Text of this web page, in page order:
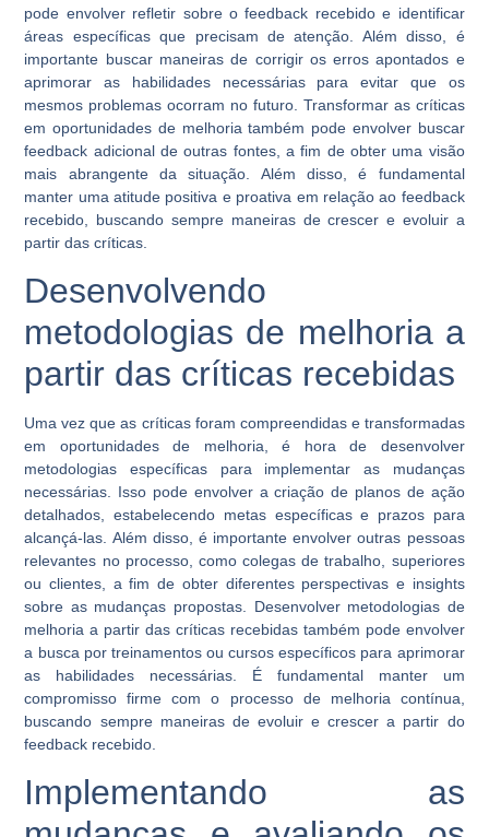
pode envolver refletir sobre o feedback recebido e identificar
áreas específicas que precisam de atenção. Além disso, é
importante buscar maneiras de corrigir os erros apontados e
aprimorar as habilidades necessárias para evitar que os
mesmos problemas ocorram no futuro. Transformar as críticas
em oportunidades de melhoria também pode envolver buscar
feedback adicional de outras fontes, a fim de obter uma visão
mais abrangente da situação. Além disso, é fundamental
manter uma atitude positiva e proativa em relação ao feedback
recebido, buscando sempre maneiras de crescer e evoluir a
partir das críticas.
Desenvolvendo
metodologias de melhoria a
partir das críticas recebidas
Uma vez que as críticas foram compreendidas e transformadas
em oportunidades de melhoria, é hora de desenvolver
metodologias específicas para implementar as mudanças
necessárias. Isso pode envolver a criação de planos de ação
detalhados, estabelecendo metas específicas e prazos para
alcançá-las. Além disso, é importante envolver outras pessoas
relevantes no processo, como colegas de trabalho, superiores
ou clientes, a fim de obter diferentes perspectivas e insights
sobre as mudanças propostas. Desenvolver metodologias de
melhoria a partir das críticas recebidas também pode envolver
a busca por treinamentos ou cursos específicos para aprimorar
as habilidades necessárias. É fundamental manter um
compromisso firme com o processo de melhoria contínua,
buscando sempre maneiras de evoluir e crescer a partir do
feedback recebido.
Implementando as